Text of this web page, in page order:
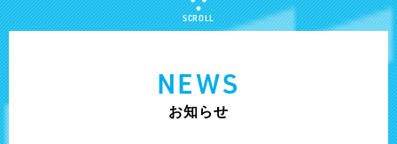
SCROLL
NEWS
お知らせ